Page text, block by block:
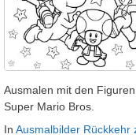
Ausmalen mit den
Super Mario Bros.
In Ausmalbilder Rückkehr